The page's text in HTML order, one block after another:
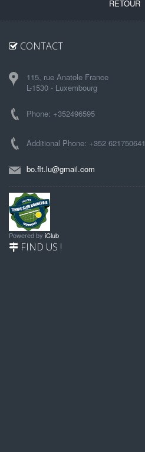
RETOUR
CONTACT
115, rue Anatole France
L-1530 - Luxembourg
Phone: +352496595
Additional Phone: +352 621750641
bo.flt.lu@gmail.com
Powered by iClub
FIND US !